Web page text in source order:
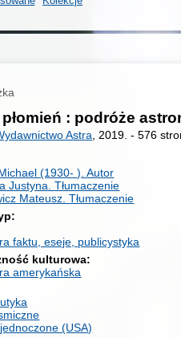
: podróże
Astra , 2019.- 576
(1930- ).Autor
Justyna.Tłumaczenie
Mateusz.Tłumaczenie
faktu, eseje, publicystyka
kulturowa
amerykańska
(USA)